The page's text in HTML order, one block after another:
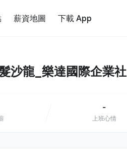
薪資地圖 下載 App
沙龍_樂達國際企業社
-
上班心情